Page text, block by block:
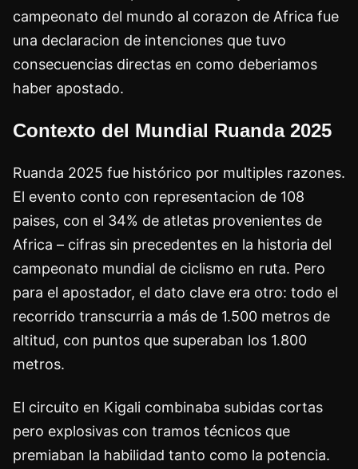
campeonato del mundo al corazon de Africa fue
una declaracion de intenciones que tuvo
consecuencias directas en como deberiamos
haber apostado.
Contexto del Mundial Ruanda 2025
Ruanda 2025 fue histórico por multiples razones.
El evento conto con representacion de 108
paises, con el 34% de atletas provenientes de
Africa – cifras sin precedentes en la historia del
campeonato mundial de ciclismo en ruta. Pero
para el apostador, el dato clave era otro: todo el
recorrido transcurria a más de 1.500 metros de
altitud, con puntos que superaban los 1.800
metros.
El circuito en Kigali combinaba subidas cortas
pero explosivas con tramos técnicos que
premiaban la habilidad tanto como la potencia.